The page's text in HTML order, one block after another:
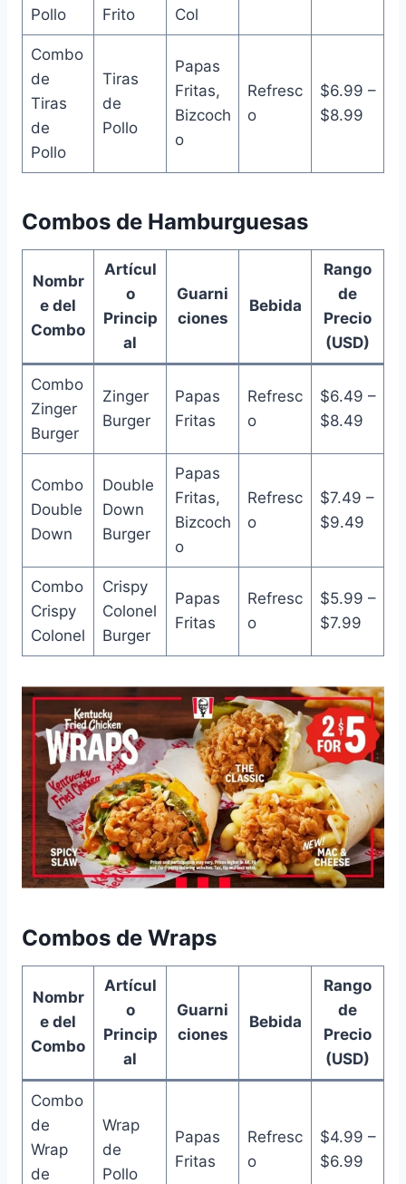
Pollo
Frito
Col
Combo
de
Tiras
de
Pollo
Tiras
de
Pollo
Papas
Fritas,
Bizcoch
o
Refresc
o
$6.99 –
$8.99
Combos de Hamburguesas
Nombr
e del
Combo
Artícul
o
Princip
al
Guarni
ciones
Bebida
Rango
de
Precio
(USD)
Combo
Zinger
Burger
Zinger
Burger
Papas
Fritas
Refresc
o
$6.49 –
$8.49
Combo
Double
Down
Double
Down
Burger
Papas
Fritas,
Bizcoch
o
Refresc
o
$7.49 –
$9.49
Combo
Crispy
Colonel
Crispy
Colonel
Burger
Papas
Fritas
Refresc
o
$5.99 –
$7.99
Combos de Wraps
Nombr
e del
Combo
Artícul
o
Princip
al
Guarni
ciones
Bebida
Rango
de
Precio
(USD)
Combo
de
Wrap
de
Wrap
de
Pollo
Papas
Fritas
Refresc
o
$4.99 –
$6.99